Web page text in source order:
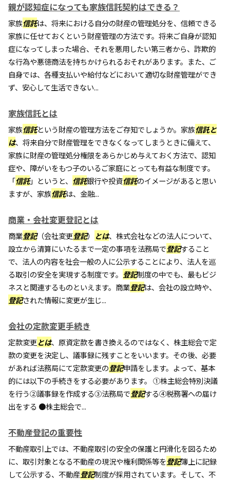
親が認知症になっても家族信託契約はできる？
家族信託は、将来における自分の財産の管理処分を、信頼できる
家族に任せておくという財産管理の方法です。将来ご自身が認知
症になってしまった場合、それを悪用したい第三者から、詐欺的
な行為や悪徳商法を持ちかけられるおそれがあります。また、ご
自身では、各種支払いや給付などにおいて適切な財産管理ができ
ず、安心して生活できない...
家族信託とは
家族信託という財産の管理方法をご存知でしょうか。家族信託と
は、将来自分で財産管理をできなくなってしまうときに備えて、
家族に財産の管理処分権限をあらかじめ与えておく方法で、認知
症や、障がいをもつ子のいるご家庭にとっても有益な制度です。
「信託」というと、 信託銀行や投資信託のイメージがあると思い
ますが、家族信託は、金融...
商業・会社変更登記とは
商業登記（会社変更登記） とは、株式会社などの法人について、
設立から清算にいたるまで一定の事項を法務局で登記すること
で、法人の内容を社会一般の人に公示することにより、法人を巡
る取引の安全を実現する制度です。 登記制度の中でも、最もビジ
ネスと関連するものといえます。商業登記は、会社の設立時や、
登記された情報に変更が生じ...
会社の定款変更手続き
定款変更とは、原資定款を書き換えるのではなく、株主総会で定
款の変更を決定し、議事録に残すことをいいます。その後、必要
があれば法務局にて定款変更の登記申請をします。よって、基本
的には以下の手続きをする必要があります。 ①株主総会特別決議
を行う②議事録を作成する③法務局で登記する④税務署への届け
出をする ●株主総会で...
不動産登記の重要性
不動産取引上では、不動産取引の安全の保護と円滑化を図るため
に、取引対象となる不動産の現況や権利関係等を登記簿上に記録
して公示する、不動産登記制度が採用されています。そして、不